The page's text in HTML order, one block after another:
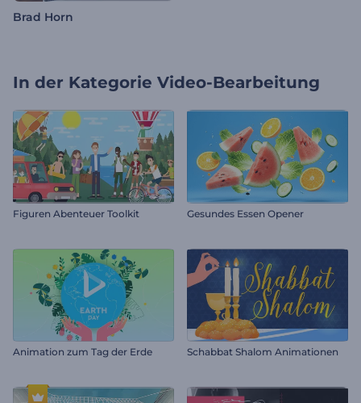
Brad Horn
In der Kategorie Video-Bearbeitung
Figuren Abenteuer Toolkit Gesundes Essen Opener
Animation zum Tag der Erde Schabbat Shalom Animationen